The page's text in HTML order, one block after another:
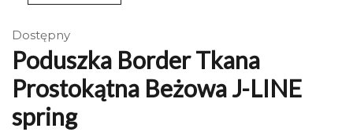
Dostępny
Poduszka Border Tkana
Prostokątna Beżowa J-LINE
spring